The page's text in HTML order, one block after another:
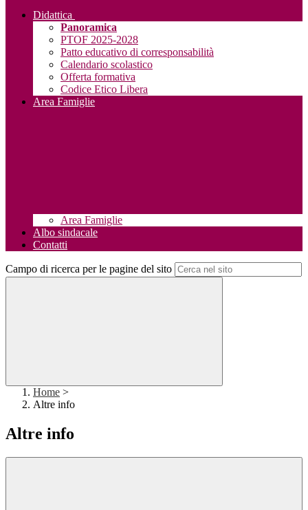
Didattica
Panoramica
PTOF 2025-2028
Patto educativo di corresponsabilità
Calendario scolastico
Offerta formativa
Codice Etico Libera
Area Famiglie
Area Famiglie
Albo sindacale
Contatti
Campo di ricerca per le pagine del sito
Home >
Altre info
Altre info